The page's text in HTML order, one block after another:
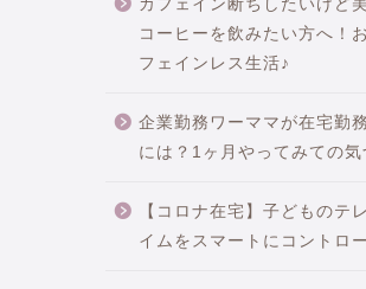
カフェイン断ちしたいけど
コーヒーを飲みたい方へ！
フェインレス生活♪
企業勤務ワーママが在宅勤
には？1ヶ月やってみての気
【コロナ在宅】子どものテ
イムをスマートにコントロ